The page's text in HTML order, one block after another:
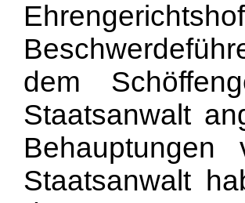
dem
Staatsanwalt
Staatsanwalt